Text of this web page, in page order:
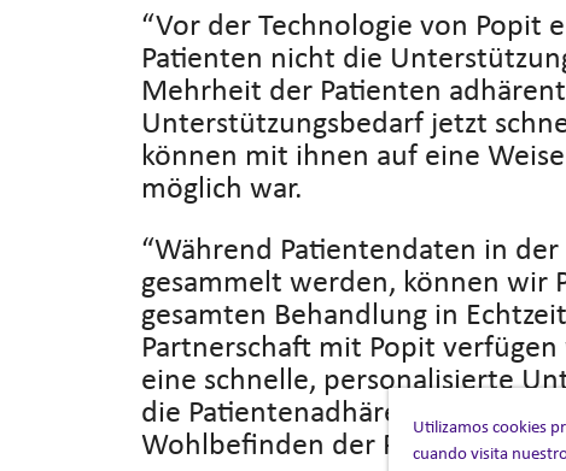
“Vor der Technologie von Popit
Patienten nicht die
Mehrheit der Patienten
Unterstützungsbedarf jetzt
können mit ihnen auf eine
möglich war.
“Während Patientendaten in
gesammelt werden, können
gesamten Behandlung in
Partnerschaft mit Popit
eine schnelle, personalisierte
die Patientenadhärenz und
Wohlbefinden der Patienten
Utilizamos cookies
cuando visita